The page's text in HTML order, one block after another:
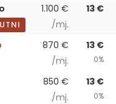
1.100 €
/mj.
13 €
870 €
/mj.
13 €
0%
850 €
/mj.
13 €
0%